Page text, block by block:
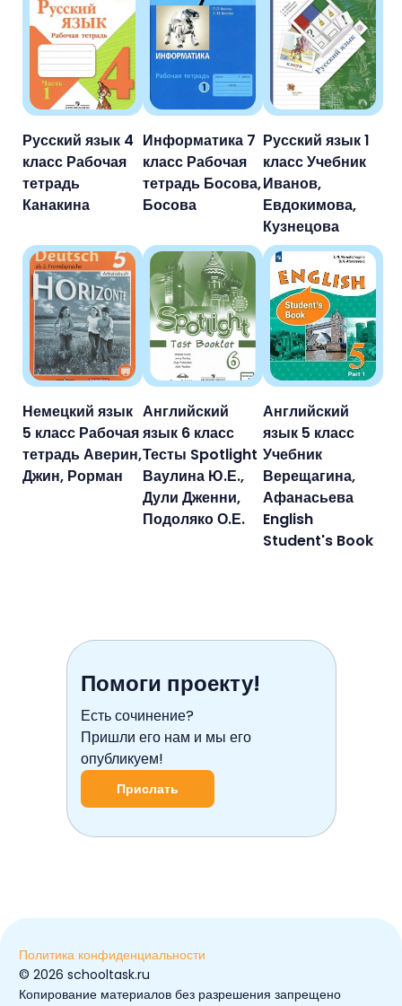
Русский язык 4
класс Рабочая
тетрадь
Канакина
Информатика 7
класс Рабочая
тетрадь Босова,
Босова
Русский язык 1
класс Учебник
Иванов,
Евдокимова,
Кузнецова
Немецкий язык
5 класс Рабочая
тетрадь Аверин,
Джин, Рорман
Английский
язык 6 класс
Тесты Spotlight
Ваулина Ю.Е.,
Дули Дженни,
Подоляко О.Е.
Английский
язык 5 класс
Учебник
Верещагина,
Афанасьева
English
Student's Book
Помоги проекту!
Есть сочинение?
Пришли его нам и мы его
опубликуем!
Прислать
© ️2026 schooltask.ru
Копирование материалов без разрешения запрещено
Политика конфиденциальности